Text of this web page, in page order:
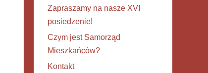
Zapraszamy na nasze XVI
posiedzenie!
Czym jest Samorząd
Mieszkańców?
Kontakt